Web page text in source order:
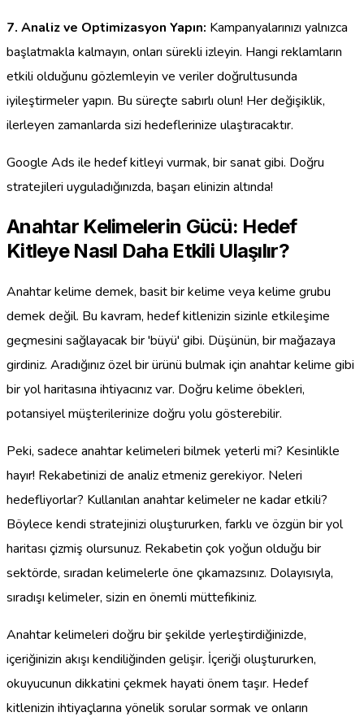
7. Analiz ve Optimizasyon Yapın: Kampanyalarınızı yalnızca
başlatmakla kalmayın, onları sürekli izleyin. Hangi reklamların
etkili olduğunu gözlemleyin ve veriler doğrultusunda
iyileştirmeler yapın. Bu süreçte sabırlı olun! Her değişiklik,
ilerleyen zamanlarda sizi hedeflerinize ulaştıracaktır.
Google Ads ile hedef kitleyi vurmak, bir sanat gibi. Doğru
stratejileri uyguladığınızda, başarı elinizin altında!
Anahtar Kelimelerin Gücü: Hedef
Kitleye Nasıl Daha Etkili Ulaşılır?
Anahtar kelime demek, basit bir kelime veya kelime grubu
demek değil. Bu kavram, hedef kitlenizin sizinle etkileşime
geçmesini sağlayacak bir 'büyü' gibi. Düşünün, bir mağazaya
girdiniz. Aradığınız özel bir ürünü bulmak için anahtar kelime gibi
bir yol haritasına ihtiyacınız var. Doğru kelime öbekleri,
potansiyel müşterilerinize doğru yolu gösterebilir.
Peki, sadece anahtar kelimeleri bilmek yeterli mi? Kesinlikle
hayır! Rekabetinizi de analiz etmeniz gerekiyor. Neleri
hedefliyorlar? Kullanılan anahtar kelimeler ne kadar etkili?
Böylece kendi stratejinizi oluştururken, farklı ve özgün bir yol
haritası çizmiş olursunuz. Rekabetin çok yoğun olduğu bir
sektörde, sıradan kelimelerle öne çıkamazsınız. Dolayısıyla,
sıradışı kelimeler, sizin en önemli müttefikiniz.
Anahtar kelimeleri doğru bir şekilde yerleştirdiğinizde,
içeriğinizin akışı kendiliğinden gelişir. İçeriği oluştururken,
okuyucunun dikkatini çekmek hayati önem taşır. Hedef
kitlenizin ihtiyaçlarına yönelik sorular sormak ve onların